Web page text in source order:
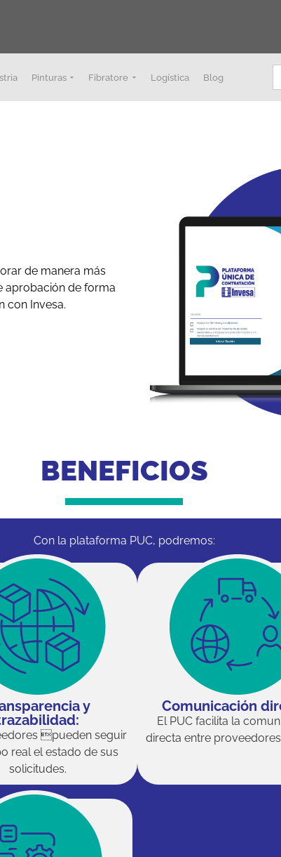
Pinturas Fibratore Logística Blog
de manera más
aprobación de forma
con Invesa.
BENEFICIOS
Con la plataforma PUC, podremos:
y
pueden seguir
real el estado de sus
solicitudes.
Comunicación
El PUC facilita la
directa entre